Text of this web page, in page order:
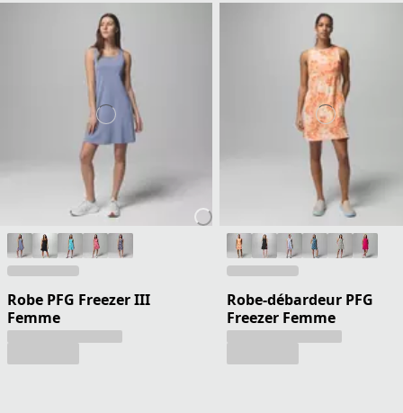
Robe PFG Freezer III
Femme
Robe-débardeur PFG
Freezer Femme